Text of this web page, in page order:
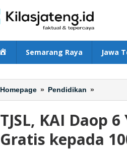
BerandaSemarang Raya Jawa
Homepage » Pendidikan »
KAI
6
Bagikan
TJSL, KAI Daop
Gratis kepada